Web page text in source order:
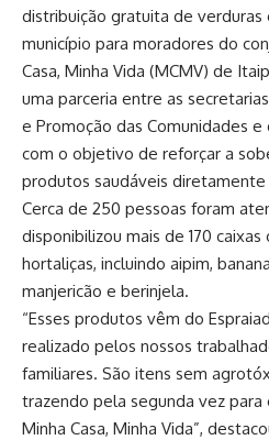
distribuição gratuita de
município para moradores do
Casa, Minha Vida (MCMV) de
uma parceria entre as
e Promoção das Comunidades e
com o objetivo de reforçar a
produtos saudáveis diretamente
Cerca de 250 pessoas foram
disponibilizou mais de 170
hortaliças, incluindo aipim,
manjericão e berinjela.
“Esses produtos vêm do
realizado pelos nossos
familiares. São itens sem
trazendo pela segunda vez
Minha Casa, Minha Vida”,